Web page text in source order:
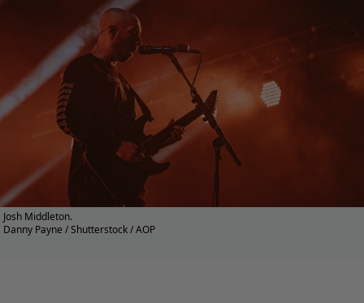
Josh Middleton.
Danny Payne / Shutterstock / AOP